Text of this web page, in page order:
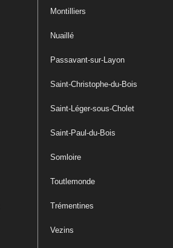
Montilliers
Nuaillé
Passavant-sur-Layon
Saint-Christophe-du-Bois
Saint-Léger-sous-Cholet
Saint-Paul-du-Bois
Somloire
Toutlemonde
Trémentines
Vezins